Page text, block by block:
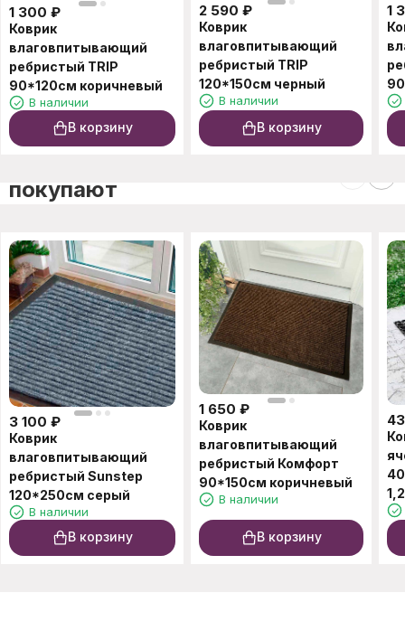
1 300 ₽
Коврик
влаговпитывающий
ребристый TRIP
90*120см коричневый
В наличии
В корзину
2 590 ₽
Коврик
влаговпитывающий
ребристый TRIP
120*150см черный
В наличии
В корзину
1
покупают
3 100 ₽
Коврик
влаговпитывающий
ребристый Sunstep
120*250см серый
В наличии
В корзину
1 650 ₽
Коврик
влаговпитывающий
ребристый Комфорт
90*150см коричневый
В наличии
В корзину